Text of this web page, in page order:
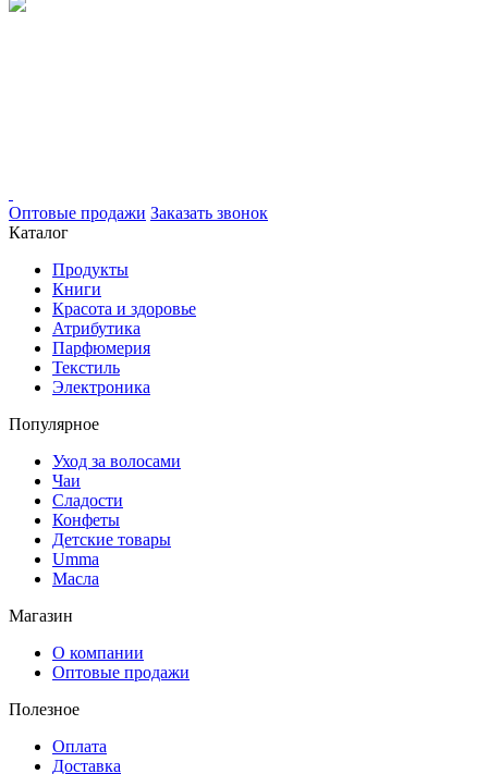
Оптовые продажи Заказать звонок
Каталог
Продукты
Книги
Красота и здоровье
Атрибутика
Парфюмерия
Текстиль
Электроника
Популярное
Уход за волосами
Чаи
Сладости
Конфеты
Детские товары
Umma
Масла
Магазин
О компании
Оптовые продажи
Полезное
Оплата
Доставка